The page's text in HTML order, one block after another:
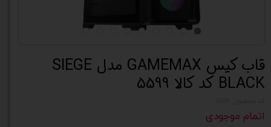
قاب کیس GAMEMAX مدل SIEGE
BLACK کد کالا 5599
اتمام موجودی